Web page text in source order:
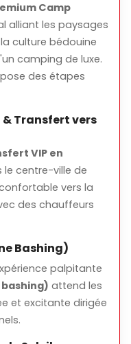
Camp
spectacle de
en tenue
accompagnés de
Camp
alliant les paysages
culture bédouine
camping de luxe.
des étapes
& Transfert vers
VIP en
le centre-ville de
vers la
des chauffeurs
Bashing)
palpitante
attend les
et excitante dirigée